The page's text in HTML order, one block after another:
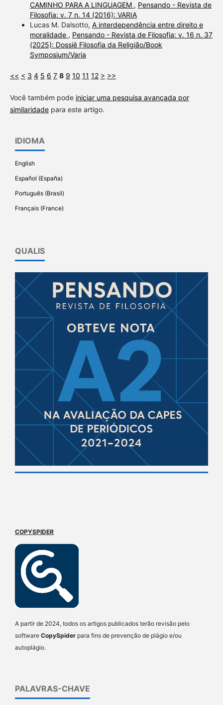
CAMINHO PARA A LINGUAGEM , Pensando - Revista de
Filosofia: v. 7 n. 14 (2016): VARIA
Lucas M. Dalsotto, A interdependência entre direito e
moralidade , Pensando - Revista de Filosofia: v. 16 n. 37
(2025): Dossiê Filosofia da Religião/Book
Symposium/Varia
<< < 3 4 5 6 7 8 9 10 11 12 > >>
Você também pode iniciar uma pesquisa avançada por
similaridadepara este artigo.
IDIOMA
English
Español (España)
Português (Brasil)
Français (France)
QUALIS
COPYSPIDER
A partir de 2024, todos os artigos publicados terão revisão pelo
software CopySpider para fins de prevenção de plágio e/ou
autoplágio.
PALAVRAS-CHAVE